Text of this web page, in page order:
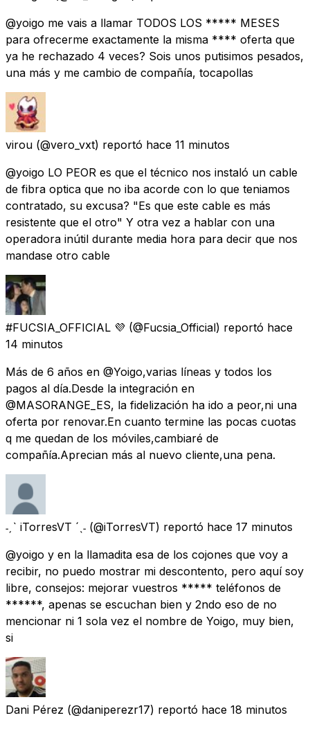
@yoigo me vais a llamar TODOS LOS ***** MESES
para ofrecerme exactamente la misma **** oferta que
ya he rechazado 4 veces? Sois unos putisimos pesados,
una más y me cambio de compañía, tocapollas
virou (@vero_vxt) reportó hace 11 minutos
@yoigo LO PEOR es que el técnico nos instaló un cable
de fibra optica que no iba acorde con lo que teniamos
contratado, su excusa? "Es que este cable es más
resistente que el otro" Y otra vez a hablar con una
operadora inútil durante media hora para decir que nos
mandase otro cable
#FUCSIA_OFFICIAL 💜 (@Fucsia_Official) reportó hace
14 minutos
Más de 6 años en @Yoigo,varias líneas y todos los
pagos al día.Desde la integración en
@MASORANGE_ES, la fidelización ha ido a peor,ni una
oferta por renovar.En cuanto termine las pocas cuotas
q me quedan de los móviles,cambiaré de
compañía.Aprecian más al nuevo cliente,una pena.
˗ˏˋ iTorresVT ´ˎ˗ (@iTorresVT) reportó hace 17 minutos
@yoigo y en la llamadita esa de los cojones que voy a
recibir, no puedo mostrar mi descontento, pero aquí soy
libre, consejos: mejorar vuestros ***** teléfonos de
******, apenas se escuchan bien y 2ndo eso de no
mencionar ni 1 sola vez el nombre de Yoigo, muy bien,
si
Dani Pérez (@daniperezr17) reportó hace 18 minutos